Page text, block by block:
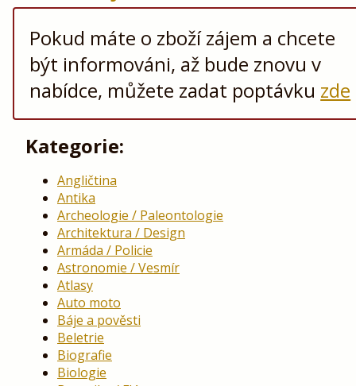
Pokud máte o zboží zájem a chcete
být informováni, až bude znovu v
nabídce, můžete zadat poptávku zde
Kategorie:
Angličtina
Antika
Archeologie / Paleontologie
Architektura / Design
Armáda / Policie
Astronomie / Vesmír
Atlasy
Auto moto
Báje a pověsti
Beletrie
Biografie
Biologie